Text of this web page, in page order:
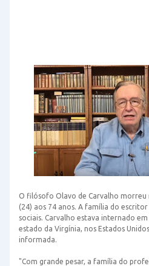
O filósofo Olavo de Carvalho morreu
(24) aos 74 anos. A família do
sociais. Carvalho estava internado
estado da Virgínia, nos Estados
informada.
"Com grande pesar, a família do